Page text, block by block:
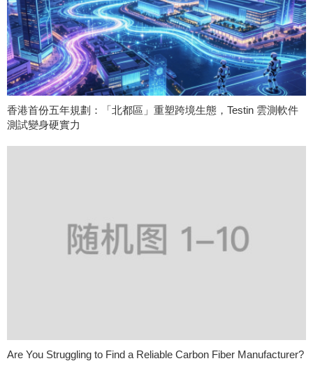
香港首份五年規劃：「北都區」重塑跨境生態，Testin 雲測軟件
測試變身硬實力
Are You Struggling to Find a Reliable Carbon Fiber Manufacturer?